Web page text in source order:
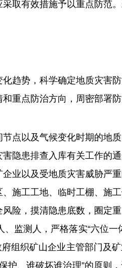
取有效措施予以重点防范
化趋势 ， 科学确定地质灾害
重点防治方向 ， 周密部署
点以及气候变化时期的地
隐患排查入库有关工作的通
企业以及受地质灾害威胁严重
施工工地、临时工棚、施
险，摸清隐患底数，圈定
监测人，严格落实“六位一
组织矿山企业主管部门及
护、谁破坏谁治理”的原则